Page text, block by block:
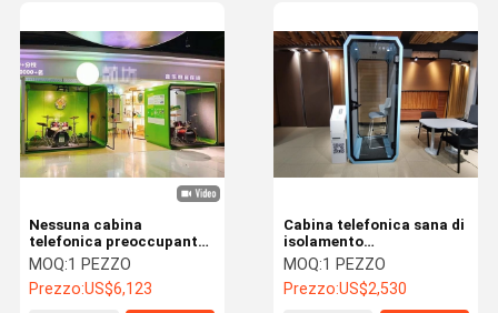
Prodotti
Cabina telefonica sana di
isolamento
dell'interfaccia di USB
MOQ:1 PEZZO
Prezzo:US$2,530
Nessuna cabina
telefonica preoccupante
di segretezza dell'ufficio,
cabina di chiamata in
ufficio facile muoversi
MOQ:1 PEZZO
Prezzo:US$6,123